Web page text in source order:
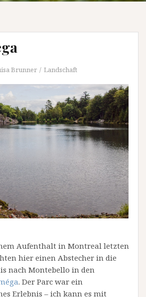
Brunner Landschaft
Aufenthalt in Montreal letzten
hier einen Abstecher in die
nach Montebello in den
. Der Parc war ein
Erlebnis – ich kann es mit